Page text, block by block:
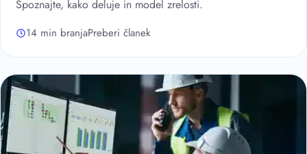
Spoznajte, kako deluje in model zrelosti.
14 min branjaPreberi članek